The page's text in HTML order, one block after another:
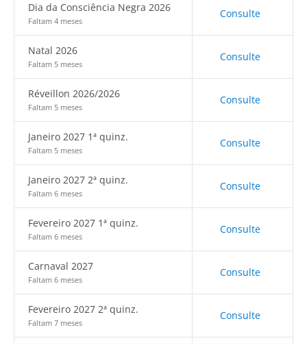
Dia da Consciência Negra 2026
Faltam 4 meses
Consulte
Natal 2026
Faltam 5 meses
Consulte
Réveillon 2026/2026
Faltam 5 meses
Consulte
Janeiro 2027 1ª quinz.
Faltam 5 meses
Consulte
Janeiro 2027 2ª quinz.
Faltam 6 meses
Consulte
Fevereiro 2027 1ª quinz.
Faltam 6 meses
Consulte
Carnaval 2027
Faltam 6 meses
Consulte
Fevereiro 2027 2ª quinz.
Faltam 7 meses
Consulte